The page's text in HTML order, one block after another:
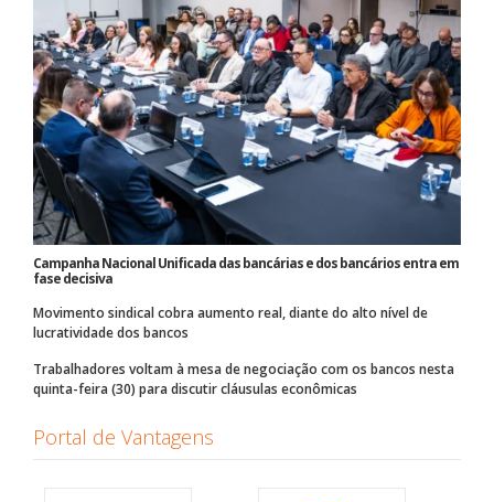
Campanha Nacional Unificada das bancárias e dos bancários entra em
fase decisiva
Movimento sindical cobra aumento real, diante do alto nível de
lucratividade dos bancos
Trabalhadores voltam à mesa de negociação com os bancos nesta
quinta-feira (30) para discutir cláusulas econômicas
Portal de Vantagens